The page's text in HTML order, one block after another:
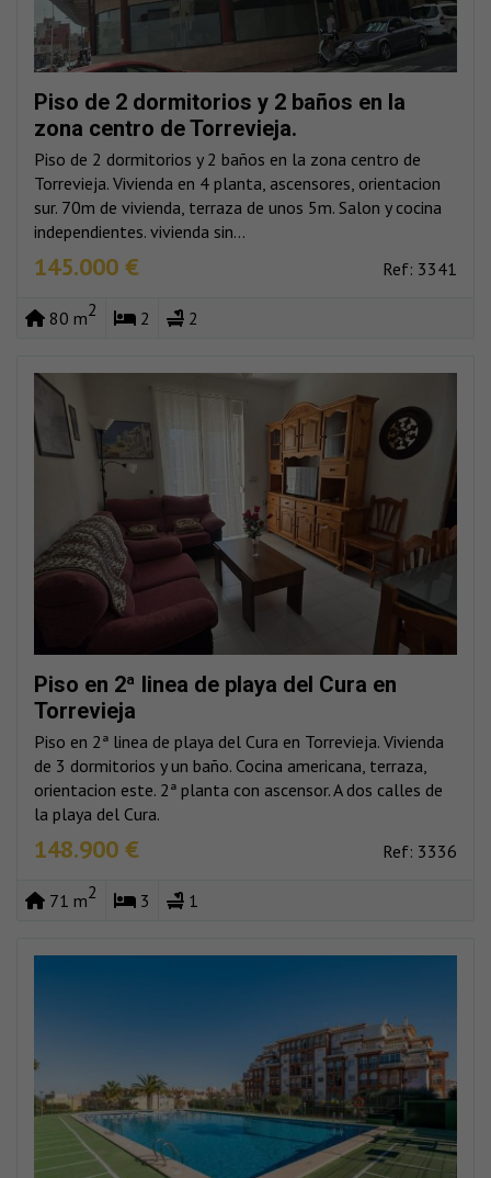
Piso de 2 dormitorios y 2 baños en la
zona centro de Torrevieja.
Piso de 2 dormitorios y 2 baños en la zona centro de
Torrevieja. Vivienda en 4 planta, ascensores, orientacion
sur. 70m de vivienda, terraza de unos 5m. Salon y cocina
independientes. vivienda sin...
145.000 € Ref: 3341
80 m2 2 2
Piso en 2ª linea de playa del Cura en
Torrevieja
Piso en 2ª linea de playa del Cura en Torrevieja. Vivienda
de 3 dormitorios y un baño. Cocina americana, terraza,
orientacion este. 2ª planta con ascensor. A dos calles de
la playa del Cura.
148.900 € Ref: 3336
71 m2 3 1